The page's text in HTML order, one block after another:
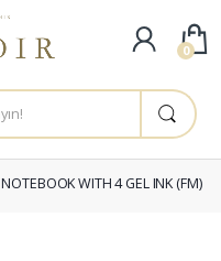
NOTEBOOK WITH 4 GEL INK (FM)
0